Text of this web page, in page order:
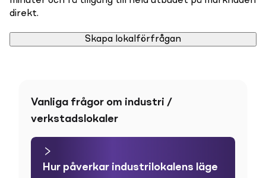
direkt.
Skapa lokalförfrågan
Vanliga frågor om industri /
verkstadslokaler
Hur påverkar industrilokalens läge